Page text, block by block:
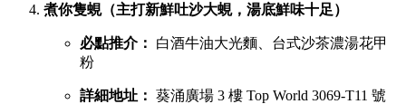
煮你隻蜆（主打新鮮吐沙大蜆，湯底鮮味十足）
必點推介：
白酒牛油大光麵、台式沙茶濃湯花甲
粉
詳細地址： 葵涌廣場 3 樓 Top World 3069-T11 號